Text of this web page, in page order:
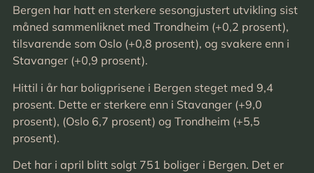
Bergen har hatt en sterkere sesongjustert utvikling sist
måned sammenliknet med Trondheim (+0,2 prosent),
tilsvarende som Oslo (+0,8 prosent), og svakere enn i
Stavanger (+0,9 prosent).
Hittil i år har boligprisene i Bergen steget med 9,4
prosent. Dette er sterkere enn i Stavanger (+9,0
prosent), (Oslo 6,7 prosent) og Trondheim (+5,5
prosent).
Det har i april blitt solgt 751 boliger i Bergen. Det er